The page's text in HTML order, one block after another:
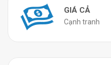
GIÁ CẢ
Cạnh tranh